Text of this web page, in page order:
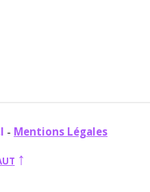
- Mentions Légales
↑